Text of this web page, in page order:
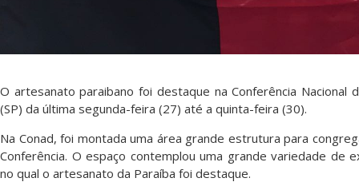
O artesanato paraibano foi destaque na Conferência Nacional
(SP) da última segunda-feira (27) até a quinta-feira (30).
Na Conad, foi montada uma área grande estrutura para
Conferência. O espaço contemplou uma grande variedade
no qual o artesanato da Paraíba foi destaque.